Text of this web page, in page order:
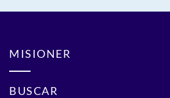
MISIONER
BUSCAR